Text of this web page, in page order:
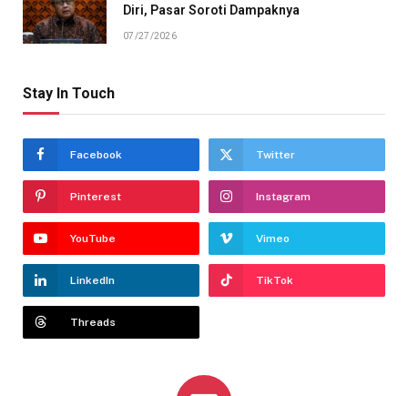
Diri, Pasar Soroti Dampaknya
07/27/2026
Stay In Touch
Facebook Twitter
Pinterest Instagram
YouTube Vimeo
LinkedIn TikTok
Threads